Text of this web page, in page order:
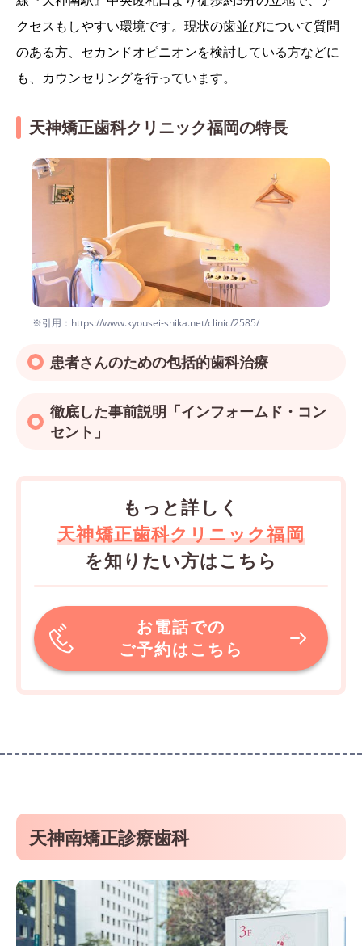
クセスもしやすい環境です。現状の歯並びについて質問
のある方、セカンドオピニオンを検討している方などに
も、カウンセリングを行っています。
天神矯正歯科クリニック福岡の特長
※引用：https://www.kyousei-shika.net/clinic/2585/
患者さんのための包括的歯科治療
徹底した事前説明「インフォームド・コン
セント」
もっと詳しく
天神矯正歯科クリニック福岡
を知りたい方はこちら
お電話での
ご予約はこちら
天神南矯正診療歯科